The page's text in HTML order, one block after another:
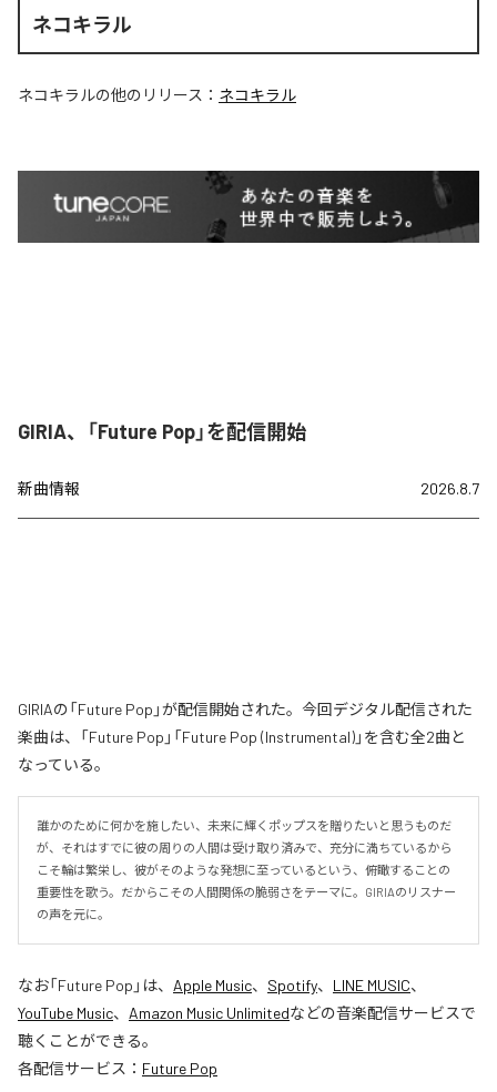
ネコキラル
ネコキラルの他のリリース： ネコキラル
GIRIA、「Future Pop」を配信開始
新曲情報 2026.8.7
GIRIAの「Future Pop」が配信開始された。今回デジタル配信された
楽曲は、「Future Pop」「Future Pop (Instrumental)」を含む全2曲と
なっている。
誰かのために何かを施したい、未来に輝くポップスを贈りたいと思うものだ
が、それはすでに彼の周りの人間は受け取り済みで、充分に満ちているから
こそ輪は繁栄し、彼がそのような発想に至っているという、俯瞰することの
重要性を歌う。だからこその人間関係の脆弱さをテーマに。GIRIAのリスナー
の声を元に。
なお「Future Pop 」は、 Apple Music、 Spotify、 LINE MUSIC、
YouTube Music、 Amazon Music Unlimitedなどの音楽配信サービスで
聴くことができる。
各配信サービス： Future Pop